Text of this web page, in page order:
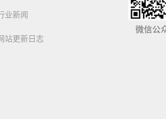
业新闻
站更新日志
微信公